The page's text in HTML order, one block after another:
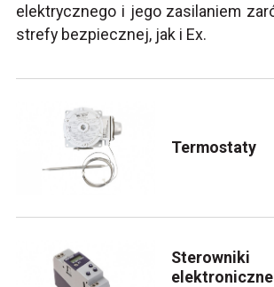
elektrycznego i jego zasilaniem
strefy bezpiecznej, jak i Ex.
Termostaty
Sterowniki